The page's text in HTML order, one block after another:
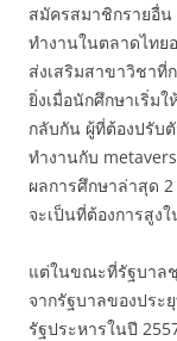
สมัครสมาชิกรายอื่น
ทำงานในตลาดไทย
ส่งเสริมสาขาวิชาที่
ยิ่งเมื่อนักศึกษาเริ่ม
กลับกัน ผู้ที่ต้องปรับ
ทำงานกับ
ผลการศึกษาล่าสุด
จะเป็นที่ต้องการสูง
แต่ในขณะที่รัฐบาลชุ
จากรัฐบาลของประ
รัฐประหารในปี